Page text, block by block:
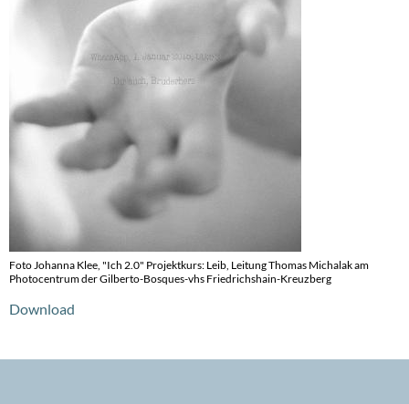
Foto Johanna Klee, "Ich 2.0" Projektkurs: Leib, Leitung Thomas Michalak am
Photocentrum der Gilberto-Bosques-vhs Friedrichshain-Kreuzberg
Download